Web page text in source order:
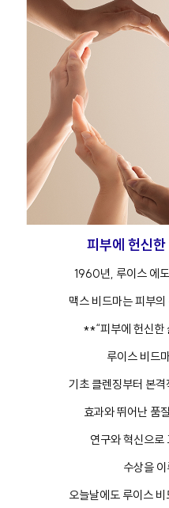
#아이
피부에 헌신
1960년, 루이스 에
맥스 비드마는 피부
**“피부에 헌신한
루이스 비드
기초 클렌징부터 본
효과와 뛰어난 품
연구와 혁신으로
수상을
오늘날에도 루이스